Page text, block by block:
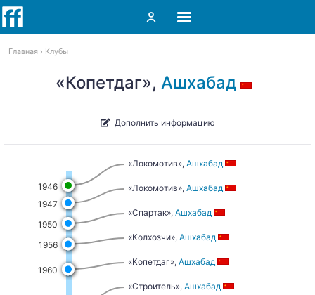
Главная Клубы
«Копетдаг», Ашхабад
Дополнить информацию
1946
1947
1950
1956
1960
«Локомотив», Ашхабад
«Локомотив», Ашхабад
«Спартак», Ашхабад
«Колхозчи», Ашхабад
«Копетдаг», Ашхабад
«Строитель», Ашхабад